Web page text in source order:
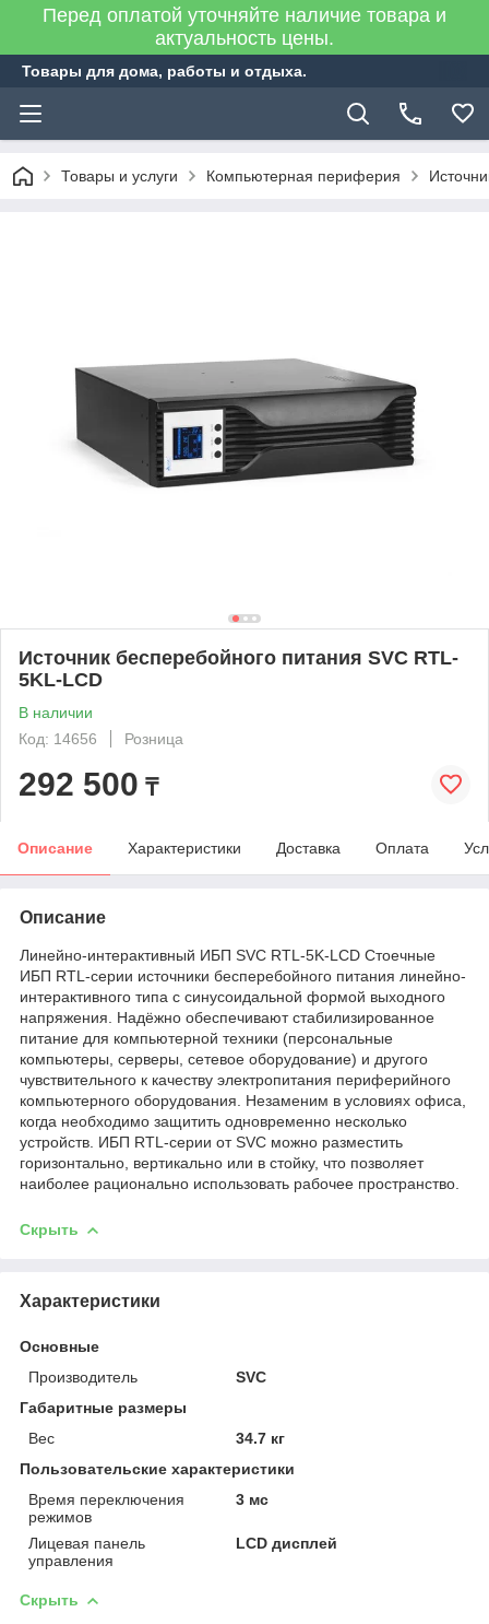
Перед оплатой уточняйте наличие товара и
актуальность цены.
Товары для дома, работы и отдыха.
Товары и услуги Компьютерная периферия
Источник бесперебойного питания SVC RTL-
5KL-LCD
В наличии
Код: 14656
Розница
292 500 ₸
Описание Характеристики Доставка Оплата
Описание
Линейно-интерактивный ИБП SVC RTL-5K-LCD Cтоечные
ИБП RTL-серии источники бесперебойного питания линейно-
интерактивного типа с синусоидальной формой выходного
напряжения. Надёжно обеспечивают стабилизированное
питание для компьютерной техники (персональные
компьютеры, серверы, сетевое оборудование) и другого
чувствительного к качеству электропитания периферийного
компьютерного оборудования. Незаменим в условиях офиса,
когда необходимо защитить одновременно несколько
устройств. ИБП RTL-серии от SVC можно разместить
горизонтально, вертикально или в стойку, что позволяет
наиболее рационально использовать рабочее пространство.
Скрыть
Характеристики
Основные
Производитель
SVC
Габаритные размеры
Вес
34.7 кг
Пользовательские характеристики
Время переключения
режимов
3 мс
Лицевая панель
управления
LCD дисплей
Скрыть